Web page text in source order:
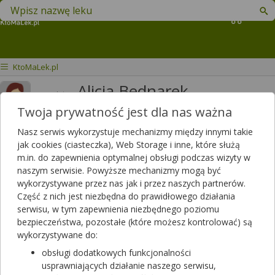
Koszyk
Znajdź lek w swojej okolicy
KtoMaLek.pl
magisterAlicja Bednarek
Odpowiedzi Polubień
Polecanych artykułów
0 Lista artykułów
Farmaceuta z apteki w Łodzi
Twoja prywatność jest dla nas ważna
Nasz serwis wykorzystuje mechanizmy między innymi takie
jak cookies (ciasteczka), Web Storage i inne, które służą
m.in. do zapewnienia optymalnej obsługi podczas wizyty w
naszym serwisie. Powyższe mechanizmy mogą być
wykorzystywane przez nas jak i przez naszych partnerów.
Część z nich jest niezbędna do prawidłowego działania
serwisu, w tym zapewnienia niezbędnego poziomu
bezpieczeństwa, pozostałe (które możesz kontrolować) są
wykorzystywane do:
obsługi dodatkowych funkcjonalności
usprawniających działanie naszego serwisu,